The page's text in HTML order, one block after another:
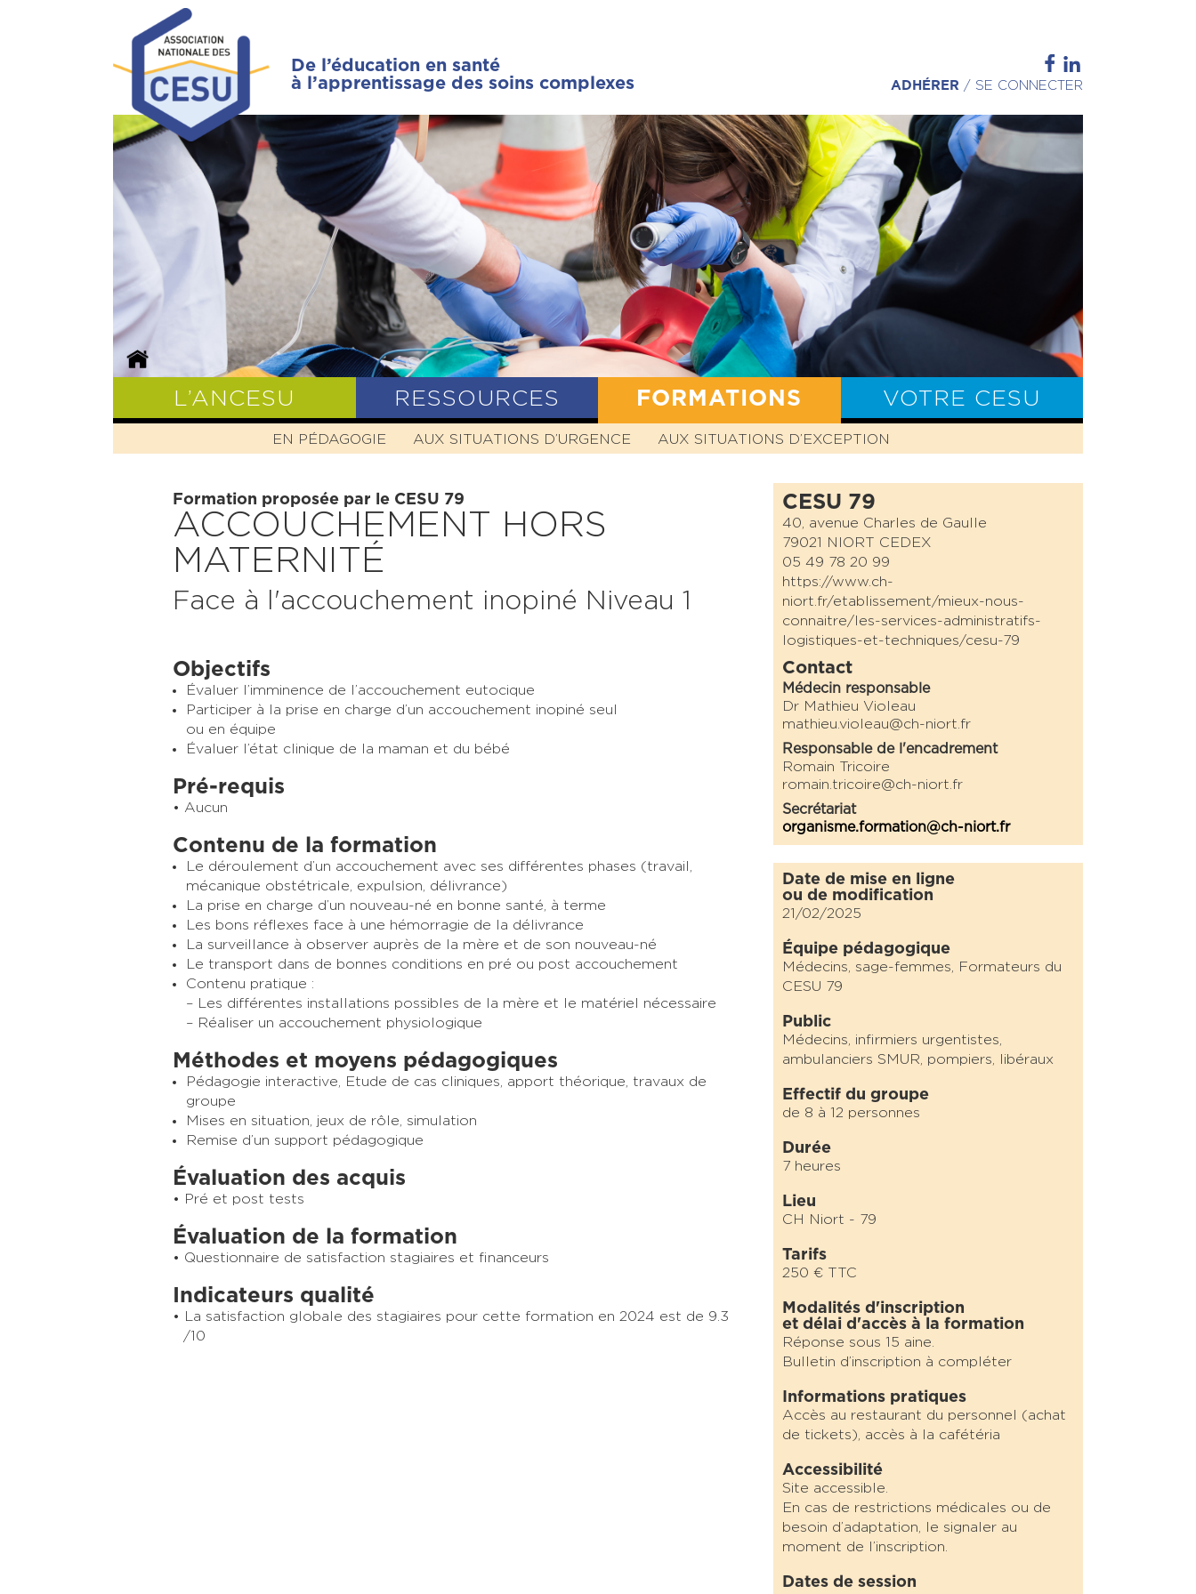
De l’éducation en santé
à l’apprentissage des soins complexes
ADHÉRER / SE CONNECTER
L’ANCESU
PRÉSENTATION HISTOIRE MISSION VALEURS STATUTS BILAN CESU
RESSOURCES FORMATIONS
EN PÉDAGOGIE AUX SITUATIONS D’URGENCE AUX SITUATIONS D’EXCEPTION
VOTRE CESU
Formation proposée par le CESU 79
ACCOUCHEMENT HORS
MATERNITÉ
Face à l'accouchement inopiné Niveau 1
Objectifs
Évaluer l’imminence de l’accouchement eutocique
Participer à la prise en charge d’un accouchement inopiné seul
ou en équipe
Évaluer l’état clinique de la maman et du bébé
Pré-requis
Aucun
Contenu de la formation
Le déroulement d’un accouchement avec ses différentes phases (travail,
mécanique obstétricale, expulsion, délivrance)
La prise en charge d’un nouveau-né en bonne santé, à terme
Les bons réflexes face à une hémorragie de la délivrance
La surveillance à observer auprès de la mère et de son nouveau-né
Le transport dans de bonnes conditions en pré ou post accouchement
Contenu pratique :
– Les différentes installations possibles de la mère et le matériel nécessaire
– Réaliser un accouchement physiologique
Méthodes et moyens pédagogiques
Pédagogie interactive, Etude de cas cliniques, apport théorique, travaux de
groupe
Mises en situation, jeux de rôle, simulation
Remise d’un support pédagogique
Évaluation des acquis
Pré et post tests
Évaluation de la formation
Questionnaire de satisfaction stagiaires et financeurs
Indicateurs qualité
La satisfaction globale des stagiaires pour cette formation en 2024 est de 9.3
/10
CESU 79
40, avenue Charles de Gaulle
79021 NIORT CEDEX
05 49 78 20 99
https://www.ch-
niort.fr/etablissement/mieux-nous-
connaitre/les-services-administratifs-
logistiques-et-techniques/cesu-79
Contact
Médecin responsable
Dr Mathieu Violeau
mathieu.violeau@ch-niort.fr
Responsable de l'encadrement
Romain Tricoire
romain.tricoire@ch-niort.fr
Secrétariat
organisme.formation@ch-niort.fr
Date de mise en ligne
ou de modification
21/02/2025
Équipe pédagogique
Médecins, sage-femmes, Formateurs du
CESU 79
Public
Médecins, infirmiers urgentistes,
ambulanciers SMUR, pompiers, libéraux
Effectif du groupe
de 8 à 12 personnes
Durée
7 heures
Lieu
CH Niort - 79
Tarifs
250 € TTC
Modalités d'inscription
et délai d'accès à la formation
Réponse sous 15 aine.
Bulletin d’inscription à compléter
Informations pratiques
Accès au restaurant du personnel (achat
de tickets), accès à la cafétéria
Accessibilité
Site accessible.
En cas de restrictions médicales ou de
besoin d’adaptation, le signaler au
moment de l’inscription.
Dates de session